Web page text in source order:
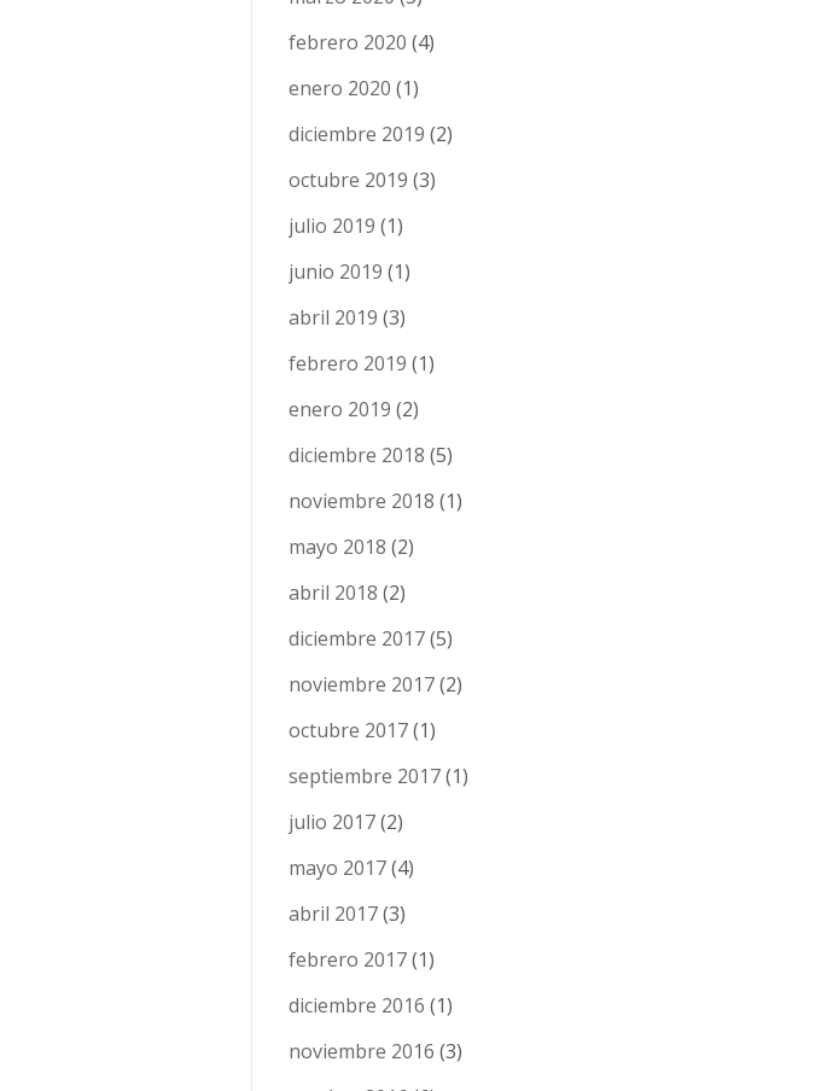
febrero 2020 (4)
enero 2020 (1)
diciembre 2019 (2)
octubre 2019 (3)
julio 2019 (1)
junio 2019 (1)
abril 2019 (3)
febrero 2019 (1)
enero 2019 (2)
diciembre 2018 (5)
noviembre 2018 (1)
mayo 2018 (2)
abril 2018 (2)
diciembre 2017(5)
noviembre 2017(2)
octubre 2017(1)
septiembre 2017(1)
julio 2017(2)
mayo 2017(4)
abril 2017(3)
febrero 2017(1)
diciembre 2016 (1)
noviembre 2016 (3)